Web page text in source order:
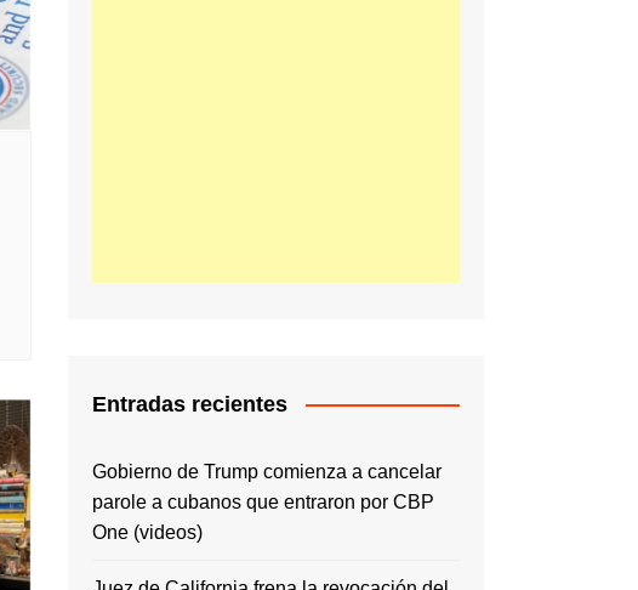
Entradas recientes
Gobierno de Trump comienza a cancelar
parole a cubanos que entraron por CBP
One (videos)